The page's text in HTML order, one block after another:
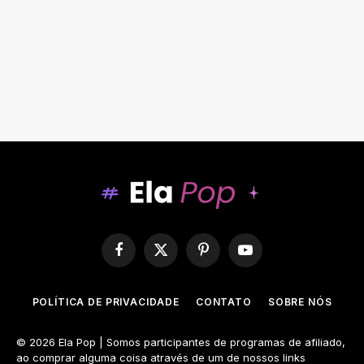
Facebook
X
(Twitter)
PinterestYouTube
POLÍTICA DE PRIVACIDADE CONTATO SOBRE NÓS
© 2026 Ela Pop | Somos participantes de programas de afiliado,
ao comprar alguma coisa através de um de nossos links